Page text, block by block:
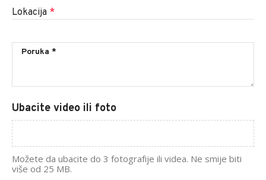
Lokacija *
Ubacite video ili foto
Možete da ubacite do 3 fotografije ili videa. Ne smije biti
više od 25 MB.